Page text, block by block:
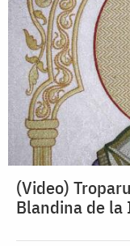
(Video)
Blandina de la